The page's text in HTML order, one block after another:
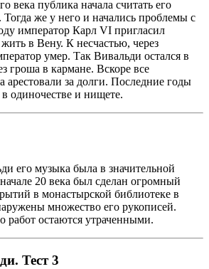
века публика начала считать его
же у него и начались проблемы с
император Карл VI пригласил
в Вену. К несчастью, через
умер. Так Вивальди остался в
гроша в кармане. Вскоре все
арестовали за долги. Последние годы
одиночестве и нищете.
его музыка была в значительной
20 века был сделан огромный
в монастырской библиотеке в
множество его рукописей.
работ остаются утраченными.
Тест 3